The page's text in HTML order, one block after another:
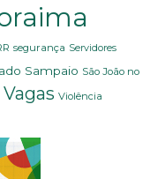
segurança Servidores
Sampaio São João no
Vagas Violência